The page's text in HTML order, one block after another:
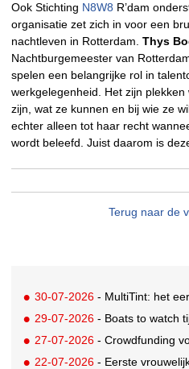
Ook Stichting N8W8 R’dam
organisatie zet zich in voor een
nachtleven in Rotterdam. Thys
Nachtburgemeester van
spelen een belangrijke rol in
werkgelegenheid. Het zijn
zijn, wat ze kunnen en bij wie ze
echter alleen tot haar recht
wordt beleefd. Juist daarom is
Terug naar de
30-07-2026 - MultiTint: het eerste Nederlandse
29-07-2026 - Boats to watch
27-07-2026 - Crowdfunding voor Muk
22-07-2026 - Eerste vrouwelijke winnaar